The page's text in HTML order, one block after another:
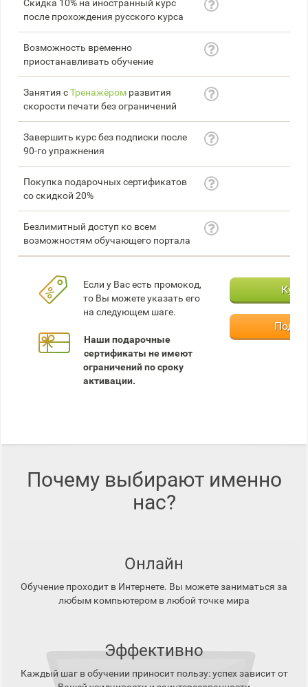
Если у Вас есть промокод,
то Вы можете указать его
на следующем шаге.
Наши подарочные
сертификаты не имеют
ограничений по сроку
активации.
Скидка 10% на иностранный курс
после прохождения русского курса
Возможность временно
приостанавливать обучение
Занятия сТренажёром развития
скорости печати без ограничений
Завершить курс без подписки после
90-го упражнения
Покупка подарочных сертификатов
со скидкой 20%
Безлимитный доступ ко всем
возможностям обучающего портала
Почему выбирают именно
нас?
Онлайн
Обучение проходит в Интернете. Вы можете заниматься за
любым компьютером в любой точке мира
Эффективно
Каждый шаг в обучении приносит пользу: успех зависит от